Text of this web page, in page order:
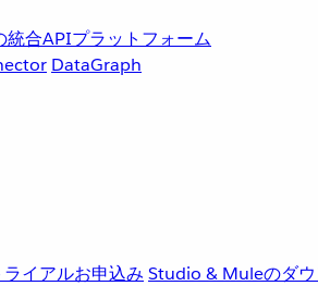
統合APIプラットフォーム
DataGraph
イアルお申込み Studio & Muleのダウ